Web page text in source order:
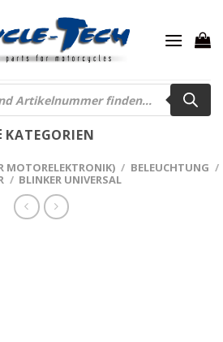
KATEGORIEN
MOTORELEKTRONIK) / BELEUCHTUNG /
/ BLINKER UNIVERSAL